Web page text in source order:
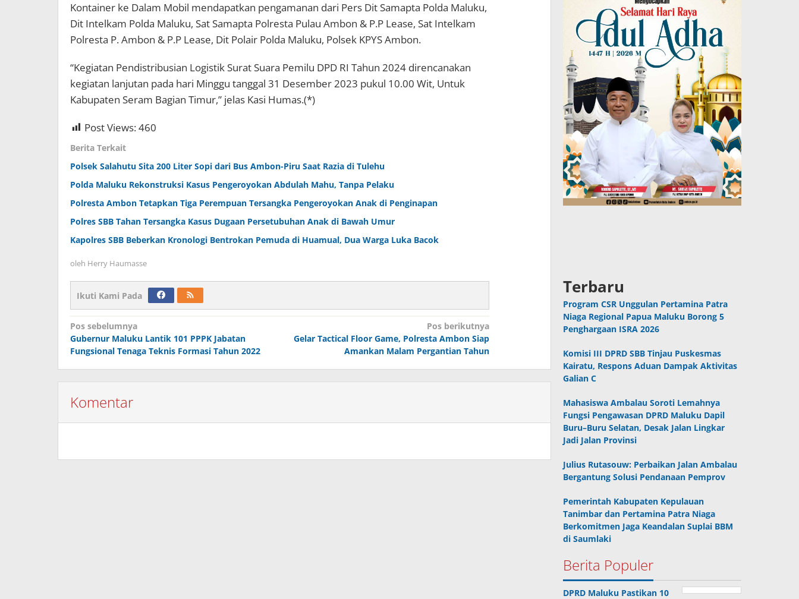
Kontainer ke Dalam Mobil mendapatkan pengamanan dari Pers Dit Samapta Polda Maluku,
Dit Intelkam Polda Maluku, Sat Samapta Polresta Pulau Ambon & P.P Lease, Sat Intelkam
Polresta P. Ambon & P.P Lease, Dit Polair Polda Maluku, Polsek KPYS Ambon.
“Kegiatan Pendistribusian Logistik Surat Suara Pemilu DPD RI Tahun 2024 direncanakan
kegiatan lanjutan pada hari Minggu tanggal 31 Desember 2023 pukul 10.00 Wit, Untuk
Kabupaten Seram Bagian Timur,” jelas Kasi Humas.(*)
Post Views:460
Berita Terkait
Polsek Salahutu Sita 200 Liter Sopi dari Bus Ambon-Piru Saat Razia di Tulehu
Polda Maluku Rekonstruksi Kasus Pengeroyokan Abdulah Mahu, Tanpa Pelaku
Polresta Ambon Tetapkan Tiga Perempuan Tersangka Pengeroyokan Anak di Penginapan
Polres SBB Tahan Tersangka Kasus Dugaan Persetubuhan Anak di Bawah Umur
Kapolres SBB Beberkan Kronologi Bentrokan Pemuda di Huamual, Dua Warga Luka Bacok
oleh Herry Haumasse
Ikuti Kami Pada
Navigasi
pos
Pos sebelumnya
Gubernur Maluku Lantik 101 PPPK Jabatan
Fungsional Tenaga Teknis Formasi Tahun 2022
Pos berikutnya
Gelar Tactical Floor Game, Polresta Ambon Siap
Amankan Malam Pergantian Tahun
Komentar
Terbaru
Program CSR Unggulan Pertamina Patra
Niaga Regional Papua Maluku Borong 5
Penghargaan ISRA 2026
Komisi III DPRD SBB Tinjau Puskesmas
Kairatu, Respons Aduan Dampak Aktivitas
Galian C
Mahasiswa Ambalau Soroti Lemahnya
Fungsi Pengawasan DPRD Maluku Dapil
Buru–Buru Selatan, Desak Jalan Lingkar
Jadi Jalan Provinsi
Julius Rutasouw: Perbaikan Jalan Ambalau
Bergantung Solusi Pendanaan Pemprov
Pemerintah Kabupaten Kepulauan
Tanimbar dan Pertamina Patra Niaga
Berkomitmen Jaga Keandalan Suplai BBM
di Saumlaki
Berita Populer
DPRD Maluku Pastikan 10